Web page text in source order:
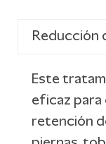
Reducción
Este
eficaz para
retención